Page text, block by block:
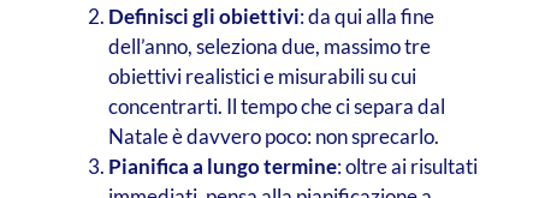
Definisci gli obiettivi: da qui alla fine
dell’anno, seleziona due, massimo tre
obiettivi realistici e misurabili su cui
concentrarti. Il tempo che ci separa dal
Natale è davvero poco: non sprecarlo.
Pianifica a lungo termine: oltre ai risultati